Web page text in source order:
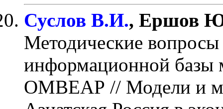
Суслов В.И., Ершов
Методические
информационной
ОМВЕАР // Модели и